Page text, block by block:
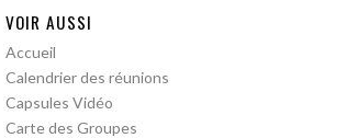
VOIR AUSSI
Accueil
Calendrier des réunions
Capsules Vidéo
Carte des Groupes